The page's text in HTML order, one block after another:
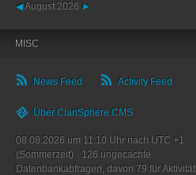
◀August 2026 ►
MISC
News Feed Activity Feed
Über ClanSphere CMS
08.08.2026 um 11:10 Uhr nach UTC +1
(Sommerzeit) · 126 ungecachte
Datenbankabfragen, davon 79 für Aktivität